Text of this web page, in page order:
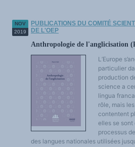
NOV
2019
PUBLICATIONS DU COMITÉ
DE L'OEP
Anthropologie de l'anglicisation
L’Europe
particulier
production
science a
lingua
rôle, mais
contentent
elles se sont
processus
des langues nationales utilisées